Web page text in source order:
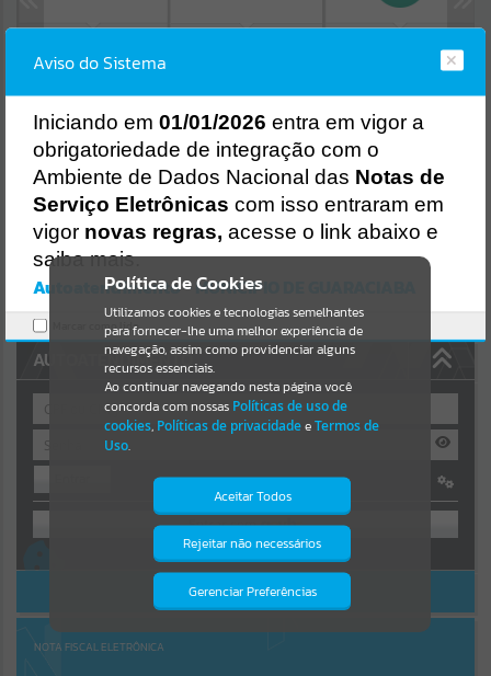
ISS/ALVARÁ
Resultados para""
Portais
Por favor, aguarde...
NOTÍCIAS
Por favor, aguarde...
Por favor, aguarde...
AUTOATENDIMENTO
OU
Cadastre-se|Recuperar Senha
ACESSAR SEM LOGIN
NOTA FISCAL ELETRÔNICA
Política de Cookies
Utilizamos cookies e tecnologias semelhantes
para fornecer-lhe uma melhor experiência de
navegação, assim como providenciar alguns
recursos essenciais.
Ao continuar navegando nesta página você
concorda com nossas Políticas de uso de
cookies, Políticas de privacidadeeTermos de
Uso.
Aceitar Todos
Rejeitar não necessários
Gerenciar Preferências
Isto significa que diversos recursos
providenciados poderão não estar
Aviso do Sistema
Iniciando em 01/01/2026 entra em vigor a
obrigatoriedade de integração com o
Ambiente de Dados Nacional das Notas de
Serviço Eletrônicas com isso entraram em
vigor novas regras, acesse o link abaixo e
saiba mais.
Autoatendimento - MUNICIPIO DE GUARACIABA
Marcar como lido.
Erro
SISTEMA
Gerenciamento do Sistema
CÓDIGO DA MENSAGEM:EST-000040
Ocorreu um erro de script:
Uncaught SyntaxError: Unexpected token '('
https://guaraciaba.atende.net/https:/guaraciaba.atende.net/cidadao/
pagina/licitacao-pregao-68-2015-processo-licitatorio-88-
2015/static/bundle/wpo_index_2_base_l2_portal_editores_sync_d9
fb77cfd5741fafc9972edc7a641fea.js?v=83d4f602:47
Verificar Mais Detalhes
OK